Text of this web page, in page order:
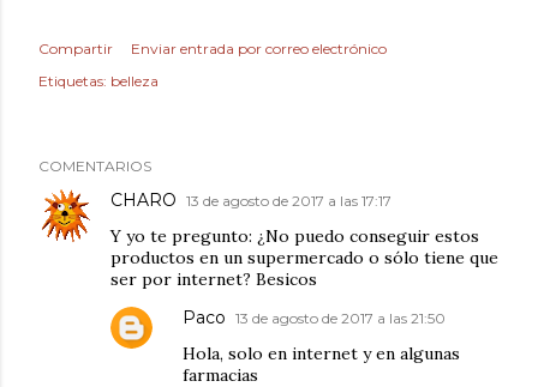
Compartir
Enviar entrada por correo electrónico
Etiquetas: belleza
COMENTARIOS
CHARO 13 de agosto de 2017 a las 17:17
Y yo te pregunto: ¿No puedo conseguir estos
productos en un supermercado o sólo tiene que
ser por internet? Besicos
Paco 13 de agosto de 2017 a las 21:50
Hola, solo en internet y en algunas
farmacias